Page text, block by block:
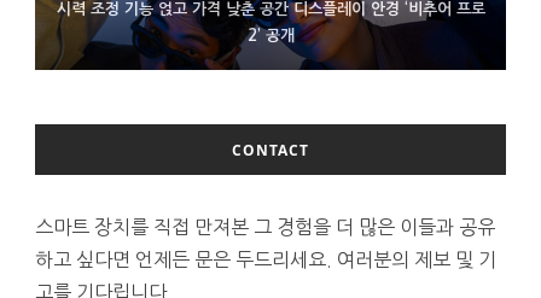
시력 조정 기능 얹고 가격 낮춘 공간 디스플레이 안경 ‘비추어 프로
2’ 공개
D램 부족에 10억달러어치 아이폰18 프로세서 패키징 대기 중
300~400달러 반지형 스피커 준비하는 오픈AI
CONTACT
스마트 장치를 직접 만져본 그 경험을 더 많은 이들과 공유
하고 싶다면 언제든 문은 두드리세요. 여러분의 제보 및 기
고를 기다립니다.